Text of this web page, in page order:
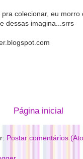
colecionar, eu
dessas imagina...srrs
Página inicial
Postar comentários